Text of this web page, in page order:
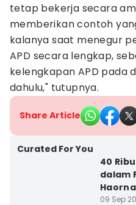
tetap bekerja secara
memberikan contoh
kalanya saat menegur
APD secara lengkap,
kelengkapan APD pada
dahulu," tutupnya.
Share Article
Curated For You
40
dalam
09 Sep